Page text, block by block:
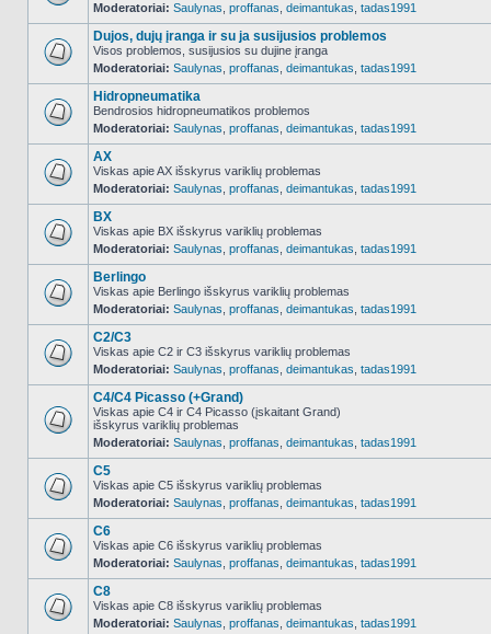
NO_UNREAD_POSTS
Moderatoriai: Saulynas proffanas deimantukas tadas1991
NO_UNREAD_POSTS
Dujos, dujų įranga ir su ja susijusios problemos
Visos problemos, susijusios su dujine įranga
Moderatoriai: Saulynas proffanas deimantukas tadas1991
NO_UNREAD_POSTS
Hidropneumatika
Bendrosios hidropneumatikos problemos
Moderatoriai: Saulynas proffanas deimantukas tadas1991
NO_UNREAD_POSTS
AX
Viskas apie AX išskyrus variklių problemas
Moderatoriai: Saulynas proffanas deimantukas tadas1991
NO_UNREAD_POSTS
BX
Viskas apie BX išskyrus variklių problemas
Moderatoriai: Saulynas proffanas deimantukas tadas1991
NO_UNREAD_POSTS
Berlingo
Viskas apie Berlingo išskyrus variklių problemas
Moderatoriai: Saulynas proffanas deimantukas tadas1991
NO_UNREAD_POSTS
C2/C3
Viskas apie C2 ir C3 išskyrus variklių problemas
Moderatoriai: Saulynas proffanas deimantukas tadas1991
NO_UNREAD_POSTS
C4/C4 Picasso (+Grand)
Viskas apie C4 ir C4 Picasso (įskaitant Grand)
išskyrus variklių problemas
Moderatoriai: Saulynas proffanas deimantukas tadas1991
NO_UNREAD_POSTS
C5
Viskas apie C5 išskyrus variklių problemas
Moderatoriai: Saulynas proffanas deimantukas tadas1991
NO_UNREAD_POSTS
C6
Viskas apie C6 išskyrus variklių problemas
Moderatoriai: Saulynas proffanas deimantukas tadas1991
NO_UNREAD_POSTS
C8
Viskas apie C8 išskyrus variklių problemas
Moderatoriai: Saulynas proffanas deimantukas tadas1991